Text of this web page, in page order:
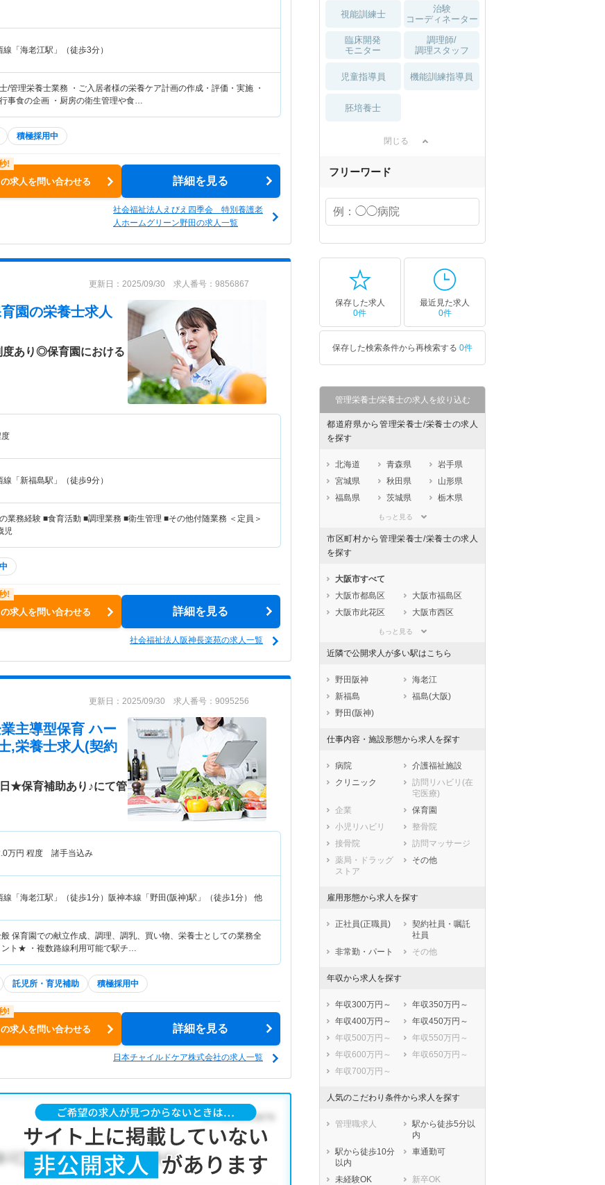
線「海老江駅」（徒歩3分）
/管理栄養士業務 ・ご入居者様の栄養ケア計画の作成・評価・実施 ・
事食の企画 ・厨房の衛生管理や食…
積極採用中
求人を問い合わせる 詳細を見る
社会福祉法人えびえ四季会 特別養護老
人ホームグリーン野田の求人一覧
更新日：2025/09/30 求人番号：9856867
園の栄養士求人
度あり◎保育園における
線「新福島駅」（徒歩9分）
業務経験 ■食育活動 ■調理業務 ■衛生管理 ■その他付随業務 ＜定員＞
児
求人を問い合わせる 詳細を見る
社会福祉法人阪神長楽苑の求人一覧
更新日：2025/09/30 求人番号：9095256
主導型保育 ハー
,栄養士求人(契約
★保育補助あり♪にて管
万円 程度 諸手当込み
線「海老江駅」（徒歩1分）阪神本線「野田(阪神)駅」（徒歩1分） 他
般 保育園での献立作成、調理、調乳、買い物、栄養士としての業務全
ト★ ・複数路線利用可能で駅チ…
託児所・育児補助 積極採用中
求人を問い合わせる 詳細を見る
日本チャイルドケア株式会社の求人一覧
視能訓練士
治験
コーディネーター
臨床開発
モニター
調理師/
調理スタッフ
児童指導員 機能訓練指導員
胚培養士
閉じる
フリーワード
保存した求人
0件
最近見た求人
0件
保存した検索条件から再検索する 0件
管理栄養士/栄養士の求人を絞り込む
都道府県から管理栄養士/栄養士の求人
を探す
北海道 青森県
岩手県
宮城県
秋田県
山形県
福島県
茨城県
栃木県
埼玉県
山梨県
静岡県
滋賀県
京都府
大阪府
兵庫県
奈良県
和歌山県
島根県
広島県
山口県
徳島県
福岡県
佐賀県
熊本県
大分県
宮崎県
鹿児島県
もっと見る
市区町村から管理栄養士/栄養士の求人
を探す
大阪市すべて
大阪市都島区
大阪市福島区
大阪市此花区
大阪市西区
大阪市大正区
大阪市東成区
大阪市生野区
大阪市旭区
大阪市城東区
大阪市阿倍野区
大阪市淀川区
大阪市鶴見区
大阪市住之江区
大阪市平野区
大阪市北区
大阪市中央区
堺市堺区
堺市中区
堺市東区
堺市西区
堺市南区
堺市北区
堺市美原区
岸和田市
豊中市
泉大津市
高槻市
貝塚市
守口市
八尾市
藤井寺市
東大阪市
交野市
大阪狭山市
阪南市
三島郡島本町
豊能郡豊能町
泉北郡忠岡町
泉南郡熊取町
もっと見る
近隣で公開求人が多い駅はこちら
野田阪神
海老江
新福島
福島(大阪)
野田(阪神)
仕事内容・施設形態から求人を探す
病院
介護福祉施設
クリニック
訪問リハビリ(在
宅医療)
企業
保育園
小児リハビリ
整骨院
接骨院
訪問マッサージ
薬局・ドラッグ
ストア
その他
雇用形態から求人を探す
正社員(正職員)
契約社員・嘱託
社員
非常勤・パート
その他
年収から求人を探す
年収300万円～
年収350万円～
年収400万円～
年収450万円～
年収500万円～
年収550万円～
年収600万円～
年収650万円～
年収700万円～
人気のこだわり条件から求人を探す
管理職求人
駅から徒歩5分以
内
駅から徒歩10分
以内
車通勤可
未経験OK 新卒OK